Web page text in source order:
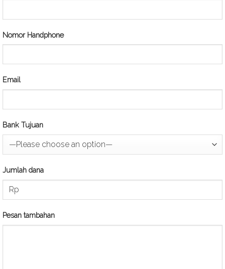
Nomor Handphone
Email
Bank Tujuan
Jumlah dana
Pesan tambahan